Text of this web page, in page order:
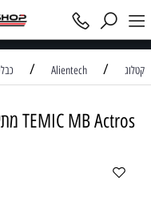
קטלוג /
Alientech
/
TEMIC MB Actros מתאם כבל